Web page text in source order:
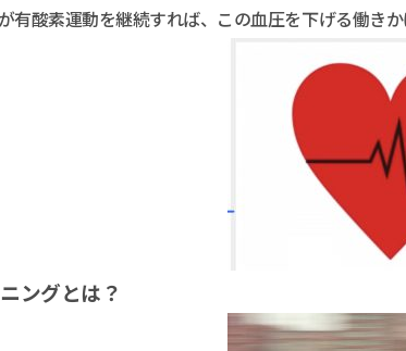
有酸素運動を継続すれば、この血圧を下げる働きか
ングとは？